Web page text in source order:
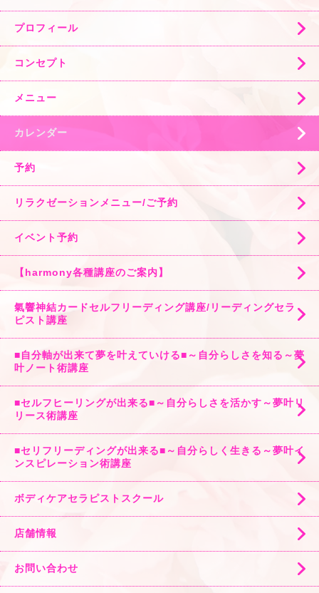
プロフィール
コンセプト
メニュー
カレンダー
予約
リラクゼーションメニュー/ご予約
イベント予約
【harmony各種講座のご案内】
氣響神結カードセルフリーディング講座/リーディングセラ
ピスト講座
■自分軸が出来て夢を叶えていける■～自分らしさを知る～夢
叶ノート術講座
■セルフヒーリングが出来る■～自分らしさを活かす～夢叶リ
リース術講座
■セリフリーディングが出来る■～自分らしく生きる～夢叶イ
ンスピレーション術講座
ボディケアセラピストスクール
店舗情報
お問い合わせ